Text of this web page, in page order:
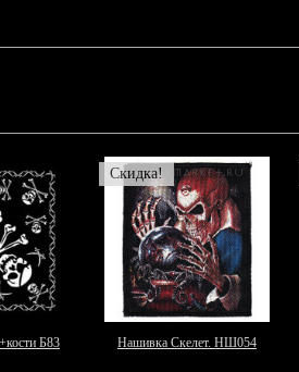
Б83
Скидка!
Нашивка Скелет. НШ054